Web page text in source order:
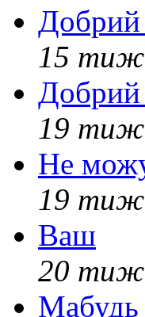
Добрий
15
19
Не
19
Ваш
20
Мабудь